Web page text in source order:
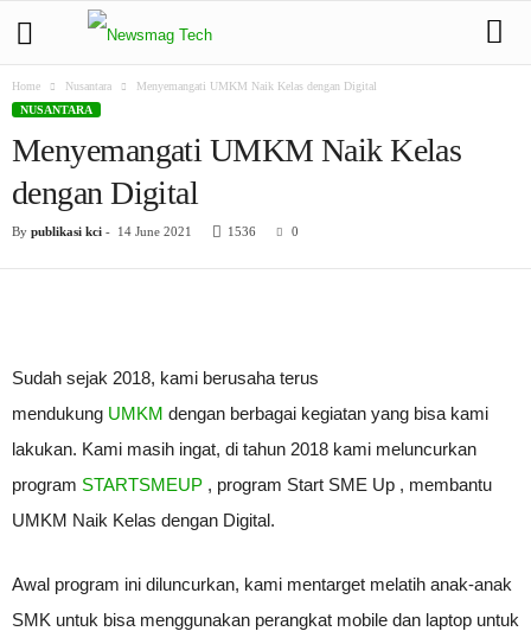
Home Nusantara
Menyemangati UMKM Naik Kelas dengan Digital
NUSANTARA
Menyemangati UMKM Naik Kelas
dengan Digital
By publikasi kci - 14 June 2021 1536 0
Sudah sejak 2018, kami berusaha terus
mendukung UMKM dengan berbagai kegiatan yang bisa kami
lakukan. Kami masih ingat, di tahun 2018 kami meluncurkan
program STARTSMEUP , program Start SME Up , membantu
UMKM Naik Kelas dengan Digital.
Awal program ini diluncurkan, kami mentarget melatih anak-anak
SMK untuk bisa menggunakan perangkat mobile dan laptop untuk